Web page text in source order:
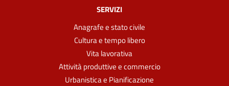
SERVIZI
Anagrafe e stato civile
Cultura e tempo libero
Vita lavorativa
Attività produttive e commercio
Urbanistica e Pianificazione